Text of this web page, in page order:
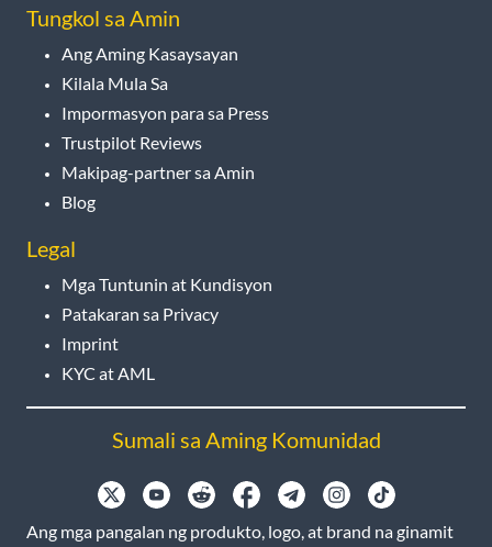
Tungkol sa Amin
Ang Aming Kasaysayan
Kilala Mula Sa
Impormasyon para sa Press
Trustpilot Reviews
Makipag-partner sa Amin
Blog
Legal
Mga Tuntunin at Kundisyon
Patakaran sa Privacy
Imprint
KYC at AML
Sumali sa Aming Komunidad
Ang mga pangalan ng produkto, logo, at brand na ginamit